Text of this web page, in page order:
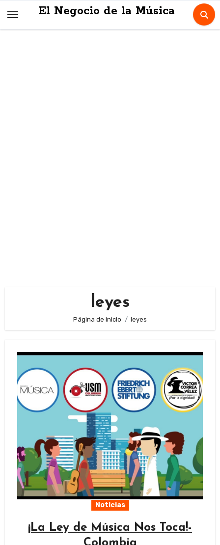
El Negocio de la Música
leyes
Página de inicio leyes
Noticias
¡La Ley de Música Nos Toca!-